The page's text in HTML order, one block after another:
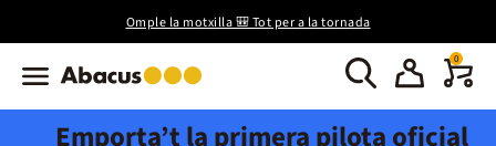
Omple la motxilla 🎒 Tot per a la tornada
0
Emporta’t la primera pilota oficial